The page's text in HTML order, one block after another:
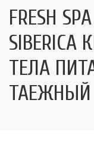
FRESH
ТЕЛА
ТАЕЖНЫЙ